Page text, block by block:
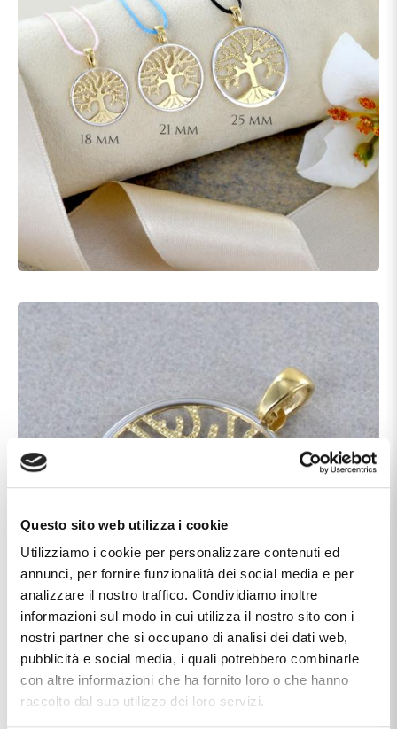
Questo sito web utilizza i cookie
Utilizziamo i cookie per personalizzare contenuti ed
annunci, per fornire funzionalità dei social media e per
analizzare il nostro traffico. Condividiamo inoltre
informazioni sul modo in cui utilizza il nostro sito con i
nostri partner che si occupano di analisi dei dati web,
pubblicità e social media, i quali potrebbero combinarle
con altre informazioni che ha fornito loro o che hanno
raccolto dal suo utilizzo dei loro servizi.
Caratteristiche